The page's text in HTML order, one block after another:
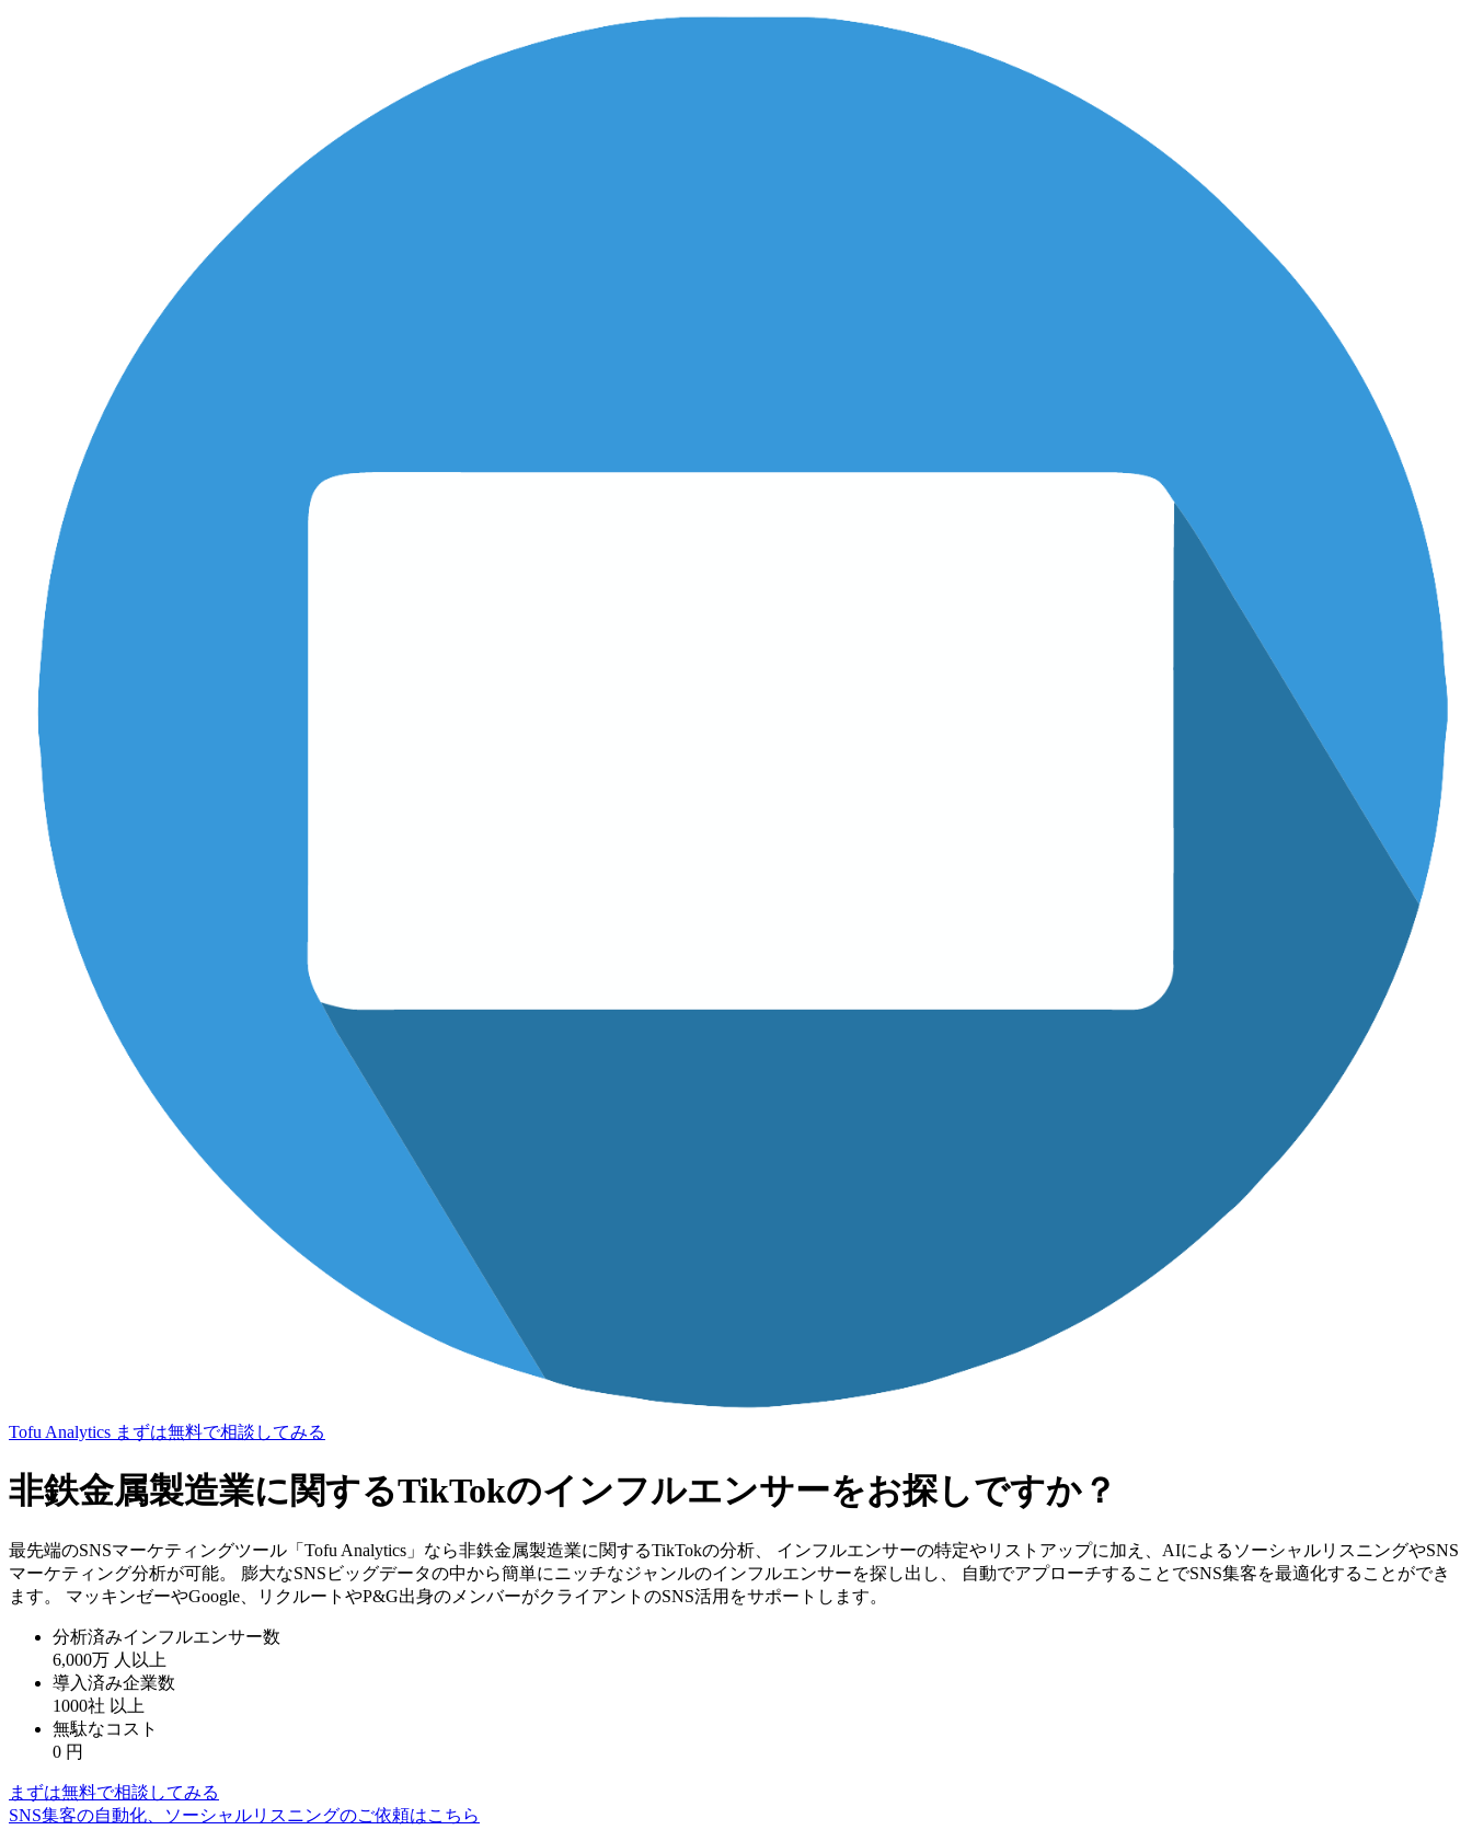
Tofu Analytics まずは無料で相談してみる
非鉄金属製造業に関するTikTokのインフルエンサーをお探しですか？
最先端のSNSマーケティングツール「Tofu Analytics」なら非鉄金属製造業に関するTikTokの分析、 インフルエンサーの特定やリストアップに加え、AIによるソーシャルリスニングやSNS
マーケティング分析が可能。 膨大なSNSビッグデータの中から簡単にニッチなジャンルのインフルエンサーを探し出し、 自動でアプローチすることでSNS集客を最適化することができ
ます。 マッキンゼーやGoogle、リクルートやP&G出身のメンバーがクライアントのSNS活用をサポートします。
分析済みインフルエンサー数
6,000万 人以上
導入済み企業数
1000社 以上
無駄なコスト
0 円
まずは無料で相談してみる
SNS集客の自動化、ソーシャルリスニングのご依頼はこちら